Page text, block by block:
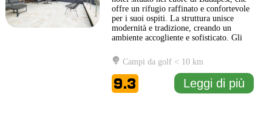
offre un rifugio raffinato e confortevole
per i suoi ospiti. La struttura unisce
modernità e tradizione, creando un
ambiente accogliente e sofisticato. Gli
caratterizzati da un design
contemporaneo, con dettagli
architettonici che richiamano la storia
della città. Le camere sono arredate...
Leggi di più
Campi da golf < 10 km
9.3 Leggi di più